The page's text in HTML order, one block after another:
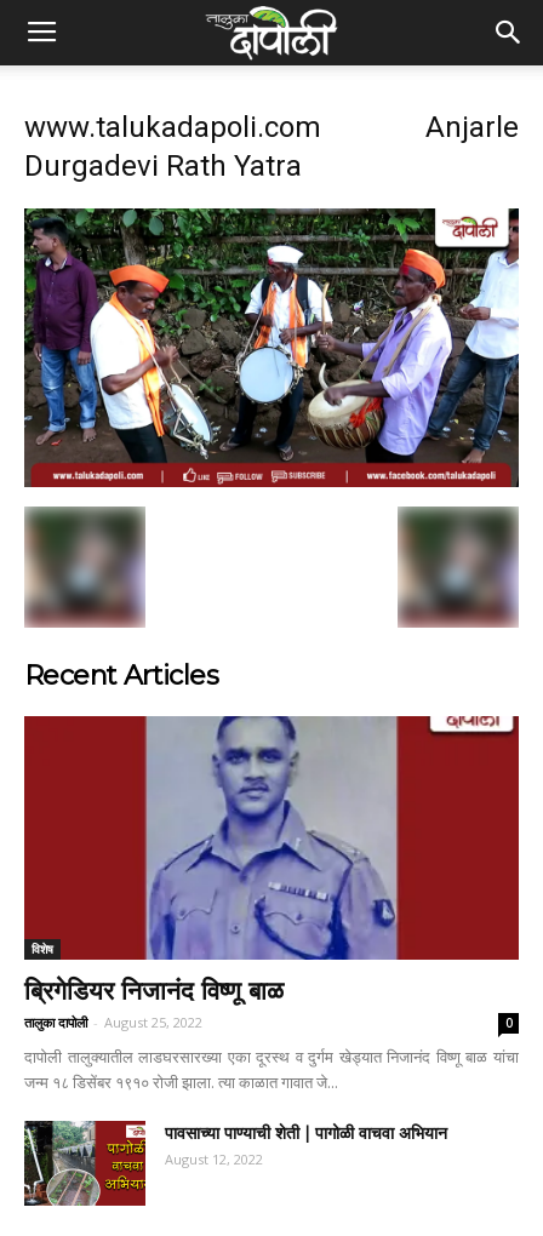
www.talukadapoli.com Anjarle
Durgadevi Rath Yatra
Recent Articles
विशेष
ब्रिगेडियर निजानंद विष्णू बाळ
तालुका दापोली - August 25, 2022 0
दापोली तालुक्यातील लाडघरसारख्या एका दूरस्थ व दुर्गम खेड्यात निजानंद विष्णू बाळ यांचा
जन्म १८ डिसेंबर १९१० रोजी झाला. त्या काळात गावात जे...
पावसाच्या पाण्याची शेती | पागोळी वाचवा अभियान
August 12, 2022